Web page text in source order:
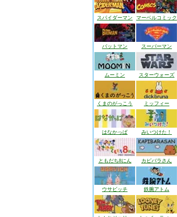
スパイダーマン マーベルコミック
バットマン スーパーマン
ムーミン スターウォーズ
くまのがっこう ミッフィー
はなかっぱ みいつけた！
ともだち8にん カピバラさん
ウサビッチ 鉄腕アトム